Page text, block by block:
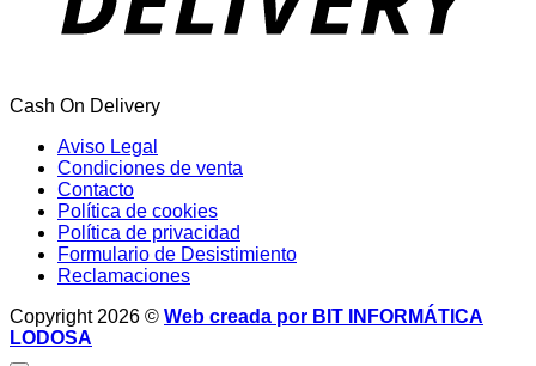
Cash On Delivery
Aviso Legal
Condiciones de venta
Contacto
Política de cookies
Política de privacidad
Formulario de Desistimiento
Reclamaciones
Copyright 2026 © Web creada por BIT INFORMÁTICA
LODOSA